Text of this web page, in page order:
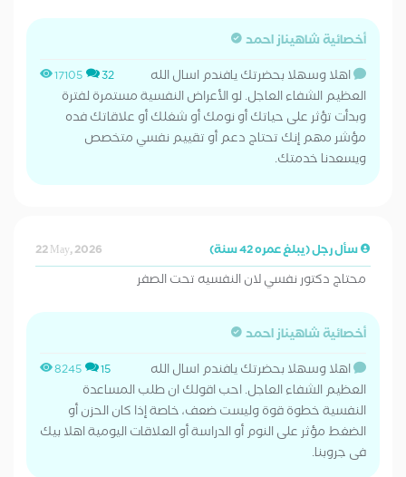
أخصائية شاهيناز احمد
17105 32
اهلا وسهلا بحضرتك يافندم اسال الله
العظيم الشفاء العاجل. لو الأعراض النفسية مستمرة لفترة
وبدأت تؤثر على حياتك أو نومك أو شغلك أو علاقاتك فده
مؤشر مهم إنك تحتاج دعم أو تقييم نفسي متخصص
ويسعدنا خدمتك.
سأل رجل (يبلغ عمره 42 سنة) 22 May, 2026
محتاج دكتور نفسي لان النفسيه تحت الصفر
أخصائية شاهيناز احمد
8245 15
اهلا وسهلا بحضرتك يافندم اسال الله
العظيم الشفاء العاجل. احب اقولك ان طلب المساعدة
النفسية خطوة قوة وليست ضعف، خاصة إذا كان الحزن أو
الضغط مؤثر على النوم أو الدراسة أو العلاقات اليومية اهلا بيك
فى جروبنا.